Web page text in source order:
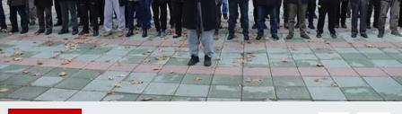
Magazin
Dünya